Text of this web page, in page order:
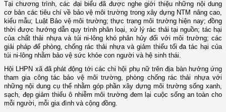
Tại chương trình, các đại biểuđã được nghegiới thiệu những nội dung
cơ bản các tiêu chí về bảo vệ môi trường trong xây dựng NTM nâng cao,
kiểu mẫu; Luật Bảo vệ môi trường;thực trạng môi trường hiện nay;đồng
thời được hướng dẫnquy trình phân loại, xử lý rác thải tại nguồn; tác hại
của chất thải nhựa và túi ni-lông khó phân hủy đối với môi trường; các
giải pháp để phòng, chống rác thải nhựa và giảm thiểu tối đa tác hại của
túi ni-lông nhằm bảo vệ sức khỏe con người và hệ sinh thái.
Hội LHPN xã đã phát động tới các chi hội phụ nữ trên địa bàn hưởng ứng
tham giacông tác bảo vệ môi trường, phòng chống rác thải nhựa với
những nội dung cụ thể nhằm góp phần xây dựng môi trường sống xanh,
sạch, đẹp giảm thiểu ô nhiễm môi trường đem lại cuộc sống an toàn cho
mỗi người, mỗi gia đình và cộng đồng.